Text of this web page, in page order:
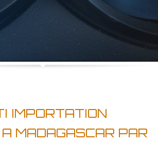
IMPORTATION
MADAGASCAR PAR